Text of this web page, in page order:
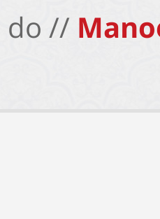
do //